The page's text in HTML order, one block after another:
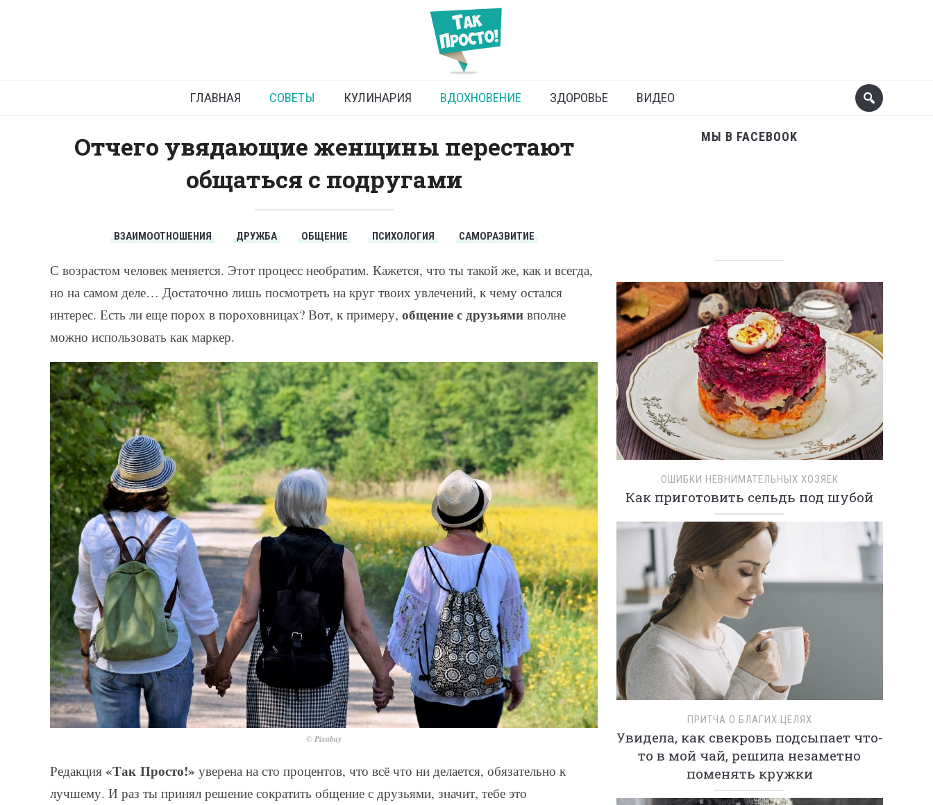
Общение с друзьями и почему с
годами его необходимо дозировать
ГЛАВНАЯ СОВЕТЫ КУЛИНАРИЯ ВДОХНОВЕНИЕ ЗДОРОВЬЕ ВИДЕО
Отчего увядающие женщины перестают
общаться с подругами
ВЗАИМООТНОШЕНИЯ ДРУЖБА ОБЩЕНИЕ ПСИХОЛОГИЯ САМОРАЗВИТИЕ
С возрастом человек меняется. Этот процесс необратим. Кажется, что ты такой же, как и всегда,
но на самом деле… Достаточно лишь посмотреть на круг твоих увлечений, к чему остался
интерес. Есть ли еще порох в пороховницах? Вот, к примеру, общение с друзьями вполне
можно использовать как маркер.
© Pixabay
Редакция «Так Просто!» уверена на сто процентов, что всё что ни делается, обязательно к
лучшему. И раз ты принял решение сократить общение с друзьями, значит, тебе это
МЫ В FACEBOOK
ОШИБКИ НЕВНИМАТЕЛЬНЫХ ХОЗЯЕК
Как приготовить сельдь под шубой
ПРИТЧА О БЛАГИХ ЦЕЛЯХ
Увидела, как свекровь подсыпает что-
то в мой чай, решила незаметно
поменять кружки